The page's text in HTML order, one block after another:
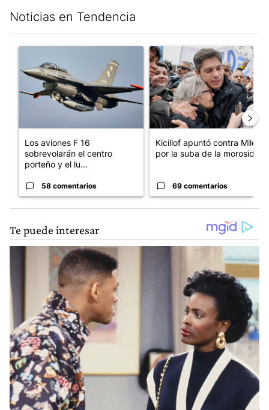
Noticias en Tendencia
Un artículo de tendencia con el título "Los aviones F 16
Los aviones F 16
sobrevolarán el centro
porteño y el lu...
58 comentarios
Un artículo de tendencia con
Kicillof apuntó contra Milei
por la suba de la morosida...
69 comentarios